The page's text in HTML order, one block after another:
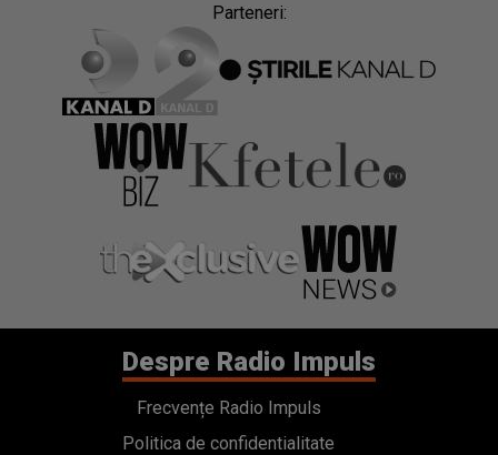
Parteneri:
Despre Radio Impuls
Frecvențe Radio Impuls
Politica de confidentialitate